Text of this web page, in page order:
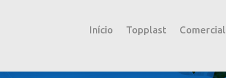
Início Topplast Comercial